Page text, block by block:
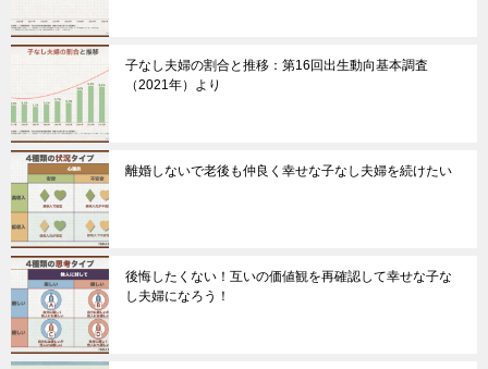
子なし夫婦の割合と推移：第16回出生動向基本調査
（2021年）より
離婚しないで老後も仲良く幸せな子なし夫婦を続けたい
後悔したくない！互いの価値観を再確認して幸せな子な
し夫婦になろう！